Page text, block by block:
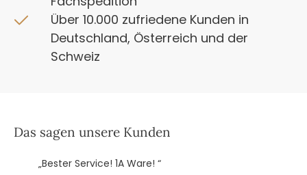
Über 10.000 zufriedene Kunden in
Deutschland, Österreich und der
Schweiz
Das sagen unsere Kunden
„Bester Service! 1A Ware! “